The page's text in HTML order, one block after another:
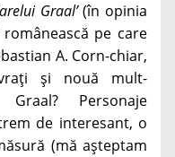
Graal’(în opinia
pe care
A. Corn-chiar,
și nouă mult-
Personaje
de interesant, o
(mă așteptam